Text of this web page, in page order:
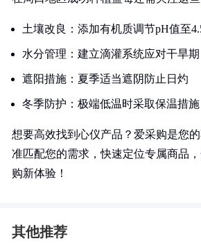
土壤改良：添加有机质调节pH值至
水分管理：建立滴灌系统应对干旱期
遮阳措施：夏季适当遮阴防止日灼
冬季防护：极端低温时采取保温措施
想要高效找到心仪产品？爱采购是您
准匹配您的需求，快速定位专属商品
购新体验！
其他推荐